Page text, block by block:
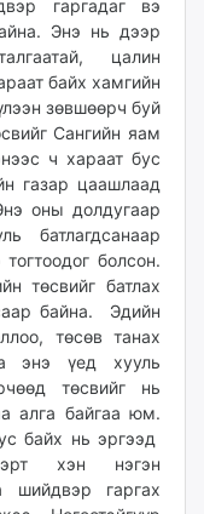
гаргадаг вэ
Энэ нь дээр
цалин
байх хамгийн
зөвшөөрч буй
Сангийн яам
ч хараат бус
газар цаашлаад
оны долдугаар
батлагдсанаар
болсон.
төсвийг батлах
байна. Эдийн
төсөв танах
энэ үед хууль
төсвийг нь
алга байгаа юм.
байх нь эргээд
хэн нэгэн
шийдвэр гаргах